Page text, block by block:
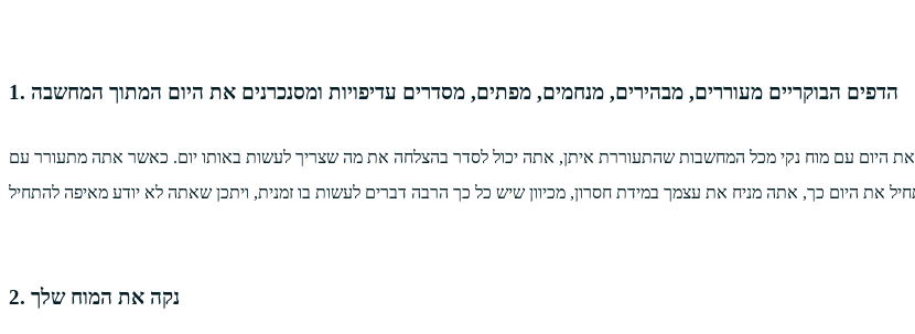
1. הדפים הבוקריים מעוררים, מבהירים, מנחמים, מפתים, מסדרים עדיפויות ומסנכרנים את היום המתוך המחשבה
היום עם מוח נקי מכל המחשבות שהתעוררת איתן, אתה יכול לסדר בהצלחה את מה שצריך לעשות באותו יום. כאשר אתה מתעורר עם
2. נקה את המוח שלך